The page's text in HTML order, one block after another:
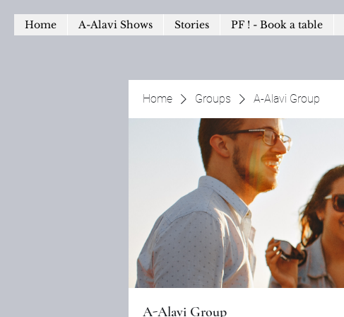
Home A-Alavi Shows Stories PF ! - Book a table
Home Groups A-Alavi Group
A-Alavi Group